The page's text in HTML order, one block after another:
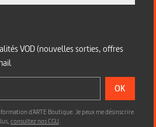
VOD (nouvelles sorties, offres
OK
d'ARTE Boutique. Je peux me désinscrire
consultez nos CGU.